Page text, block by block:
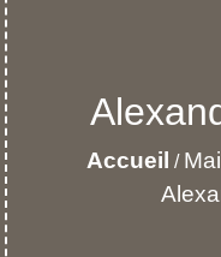
Accueil /